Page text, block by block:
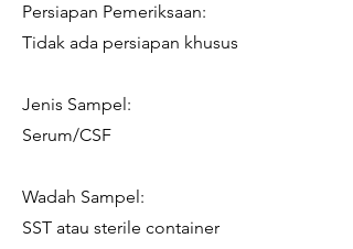
Persiapan Pemeriksaan:
Tidak ada persiapan khusus
Jenis Sampel:
Serum/CSF
Wadah Sampel:
SST atau sterile container